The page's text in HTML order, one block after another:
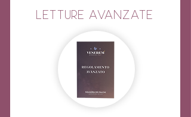
LETTURE AVANZATE